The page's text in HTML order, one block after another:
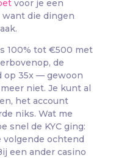
voor je een
want die dingen
100% tot €500 met
de
op 35x — gewoon
niet. Je kunt al
het account
niks. Wat me
snel de KYC ging:
volgende ochtend
een ander casino